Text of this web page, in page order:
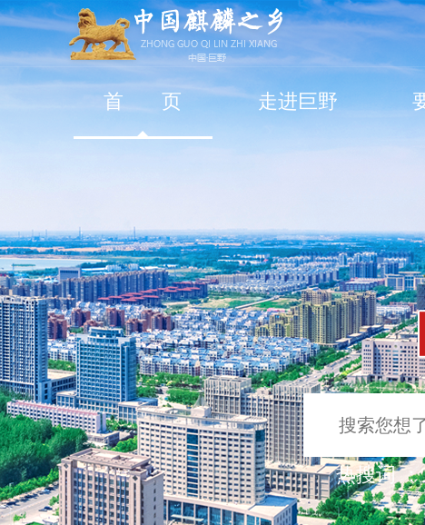
首 页 走进巨野
热搜词 ：